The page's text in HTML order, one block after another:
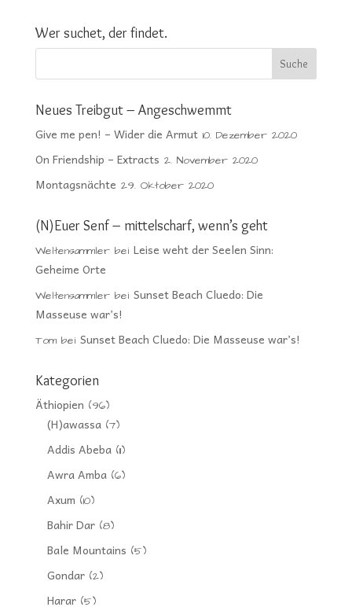
Wer suchet, der findet.
Neues Treibgut – Angeschwemmt
Give me pen! – Wider die Armut 10. Dezember 2020
On Friendship – Extracts 2. November 2020
Montagsnächte 29. Oktober 2020
(N)Euer Senf – mittelscharf, wenn’s geht
Weltensammlerbei Leise weht der Seelen Sinn:
Geheime Orte
Weltensammlerbei Sunset Beach Cluedo: Die
Masseuse war’s!
Tombei Sunset Beach Cluedo: Die Masseuse war’s!
Kategorien
Äthiopien (96)
(H)awassa(7)
Addis Abeba(11)
Awra Amba(6)
Axum (10)
Bahir Dar(8)
Bale Mountains (5)
Gondar(2)
Harar(5)